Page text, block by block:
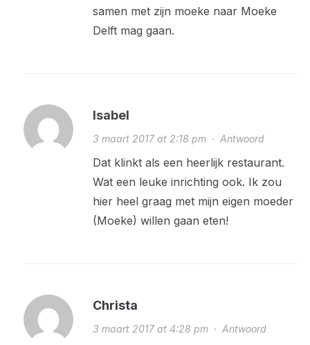
samen met zijn moeke naar Moeke
Delft mag gaan.
Isabel
3 maart 2017 at 2:18 pm· Antwoord
Dat klinkt als een heerlijk restaurant.
Wat een leuke inrichting ook. Ik zou
hier heel graag met mijn eigen moeder
(Moeke) willen gaan eten!
Christa
3 maart 2017 at 4:28 pm· Antwoord